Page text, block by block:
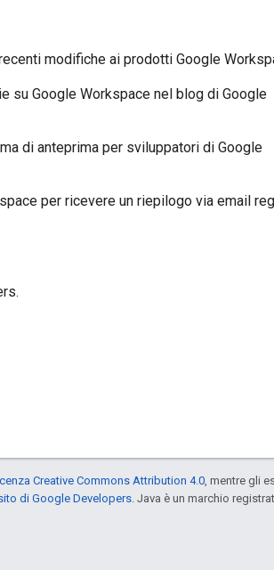
modifiche ai prodotti Google
su Google Workspace nel blog di Google
di anteprima per sviluppatori di Google
per ricevere un riepilogo via email
Creative Commons Attribution 4.0 , mentre gli
di Google Developers . Java è un marchio